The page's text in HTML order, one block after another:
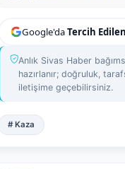
Google'daTercih
Anlık Sivas Haber
hazırlanır; doğruluk,
iletişime geçebilirsiniz.
# Kaza